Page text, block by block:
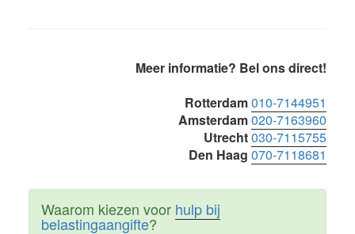
Meer informatie? Bel ons direct!
Rotterdam010-7144951
Amsterdam020-7163960
Utrecht030-7115755
Den Haag 070-7118681
Waarom kiezen voor hulp bij
belastingaangifte?